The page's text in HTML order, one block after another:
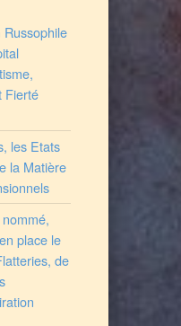
Fierté
les Etats
la Matière
place le
de